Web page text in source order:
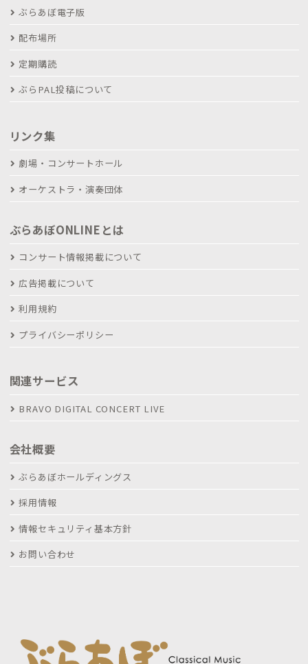
ぶらあぼ電子版
配布場所
定期購読
ぶらPAL投稿について
リンク集
劇場・コンサートホール
オーケストラ・演奏団体
ぶらあぼONLINEとは
コンサート情報掲載について
広告掲載について
利用規約
プライバシーポリシー
関連サービス
BRAVO DIGITAL CONCERT LIVE
会社概要
ぶらあぼホールディングス
採用情報
情報セキュリティ基本方針
お問い合わせ